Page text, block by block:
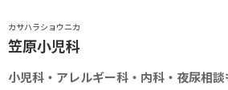
カサハラショウニカ
笠原小児科
小児科・アレルギー科・内科・夜尿相談